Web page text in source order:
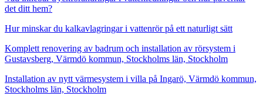
det ditt hem?
Hur minskar du kalkavlagringar i vattenrör på ett naturligt sätt
Komplett renovering av badrum och installation av rörsystem i
Gustavsberg, Värmdö kommun, Stockholms län, Stockholm
Installation av nytt värmesystem i villa på Ingarö, Värmdö kommun,
Stockholms län, Stockholm